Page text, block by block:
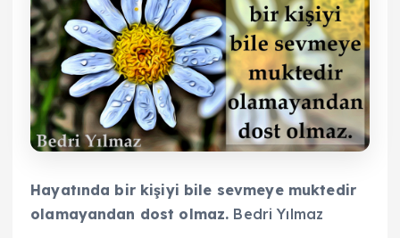
Hayatında bir kişiyi bile sevmeye muktedir
olamayandan dost olmaz. Bedri Yılmaz